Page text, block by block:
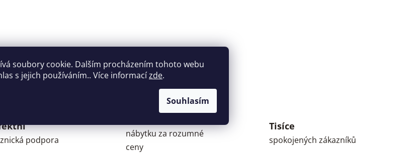
soubory cookie. Dalším procházením tohoto webu
s jejich používáním.. Více informacízde.
Souhlasím
podpora
nábytku za rozumné
ceny
Tisíce
spokojených zákazníků